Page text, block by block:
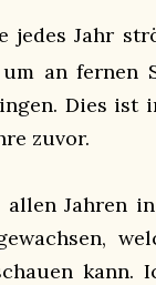
jedes Jahr
an fernen
Dies ist
zuvor.
Jahren
kann.